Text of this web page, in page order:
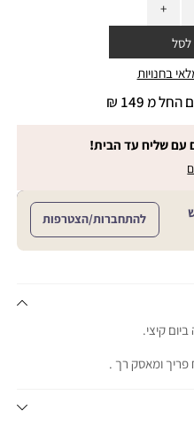
לסל
בחנויות
מ 149 ₪
עם שליח עד הבית!
|
החזרות
שליח
|
להתחברות/הצטרפות
קיצי.
פריך ומאסק רך .